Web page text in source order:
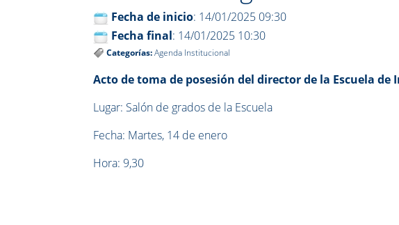
Fecha de inicio: 14/01/2025 09:30
Fecha final: 14/01/2025 10:30
Categorías:Agenda Institucional
Acto de toma de posesión del director de la Escuela
Lugar: Salón de grados de la Escuela
Fecha: Martes, 14 de enero
Hora: 9,30